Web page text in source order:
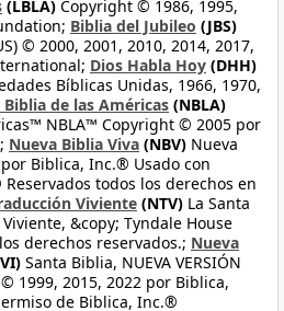
(LBLA) Copyright © 1986, 1995,
Biblia del Jubileo (JBS)
© 2000, 2001, 2010, 2014, 2017,
Dios Habla Hoy (DHH)
Bíblicas Unidas, 1966, 1970,
Biblia de las Américas (NBLA)
NBLA™ Copyright © 2005 por
Nueva Biblia Viva (NBV) Nueva
Biblica, Inc.® Usado con
todos los derechos en
Viviente (NTV) La Santa
&copy; Tyndale House
derechos reservados.; Nueva
Santa Biblia, NUEVA VERSIÓN
1999, 2015, 2022 por Biblica,
de Biblica, Inc.®